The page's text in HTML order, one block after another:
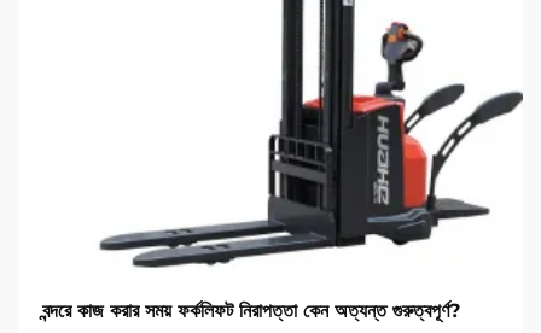
বন্দরে কাজ করার সময় ফর্কলিফট নিরাপত্তা কেন অত্যন্ত গুরুত্বপূর্ণ?